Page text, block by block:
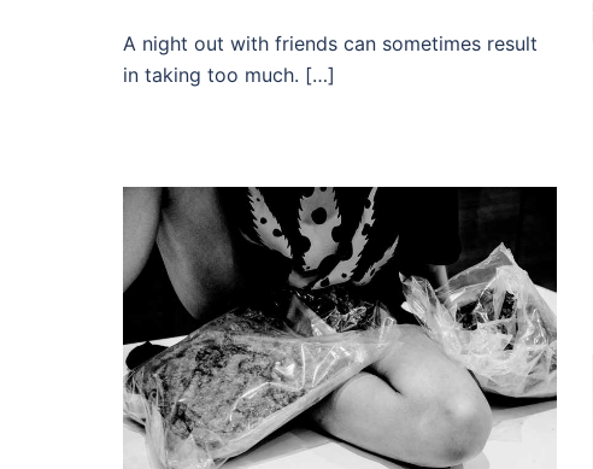
A night out with friends can sometimes result
in taking too much. […]